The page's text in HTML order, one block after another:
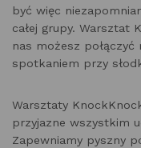
być więc
całej grupy. Warsztat
nas możesz
spotkaniem przy
Warsztaty
przyjazne wszystkim
Zapewniamy pyszny